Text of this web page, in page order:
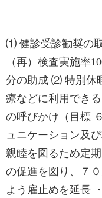
⑴ 健診受診勧奨の
（再）検査実施率
分の助成 ⑵ 特別休
療などに利用でき
の呼びかけ（目標
ュニケーション及
親睦を図るため定
の促進を図り、７
よう雇止めを延長